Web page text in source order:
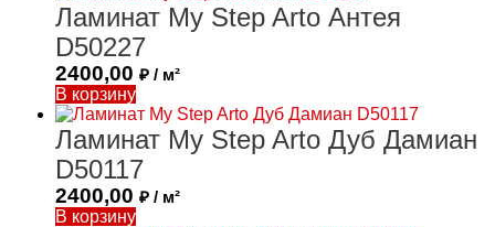
Ламинат My Step Arto Антея
D50227
2400,00 ₽ / м²
В корзину
Ламинат My Step Arto Дуб Дамиан
D50117
2400,00 ₽ / м²
В корзину